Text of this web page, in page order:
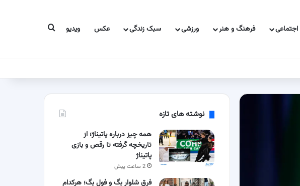
اجتماعی فرهنگ و هنر ورزشی سبک زندگی عکس ویدیو جستجو برای
نوشته های تازه
همه چیز درباره پاتیناژ؛ از
تاریخچه گرفته تا رقص و بازی
پاتیناژ
2 ساعت پیش
فرق شلوار بگ و فول بگ؛ هرکدام